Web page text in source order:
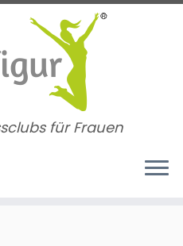
für Frauen